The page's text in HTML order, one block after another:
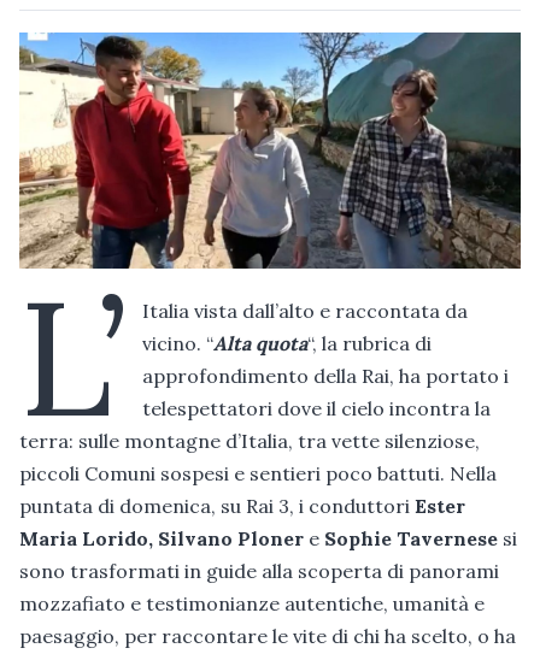
L’
Italia vista dall’alto e raccontata da
vicino. “Alta quota“, la rubrica di
approfondimento della Rai, ha portato i
telespettatori dove il cielo incontra la
terra: sulle montagne d’Italia, tra vette silenziose,
piccoli Comuni sospesi e sentieri poco battuti. Nella
puntata di domenica, su Rai 3, i conduttori Ester
Maria Lorido, Silvano Ploner e Sophie Tavernese si
sono trasformati in guide alla scoperta di panorami
mozzafiato e testimonianze autentiche, umanità e
paesaggio, per raccontare le vite di chi ha scelto, o ha